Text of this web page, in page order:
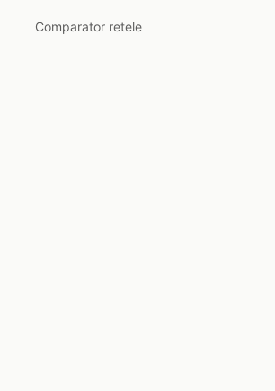
Comparator retele